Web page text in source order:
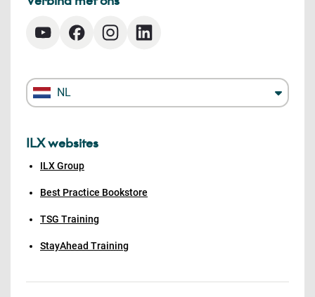
NL
ILX websites
ILX Group
Best Practice Bookstore
TSG Training
StayAhead Training